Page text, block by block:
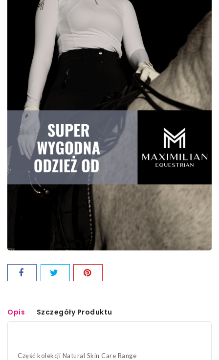
Opis Szczegóły Produktu
Część kolekcji Natural Skin Care Range